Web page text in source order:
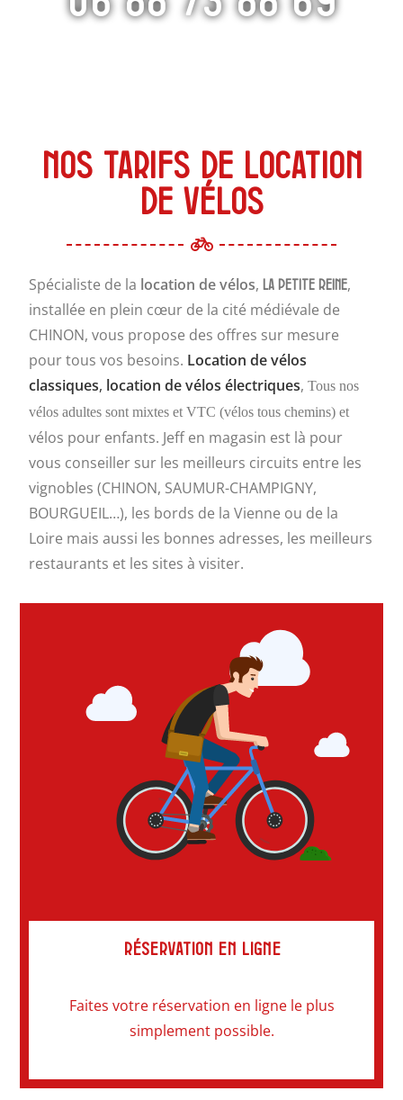
Nos tarifs de location
de vélos
Spécialiste de la location de vélos,La Petite Reine,
installée en plein cœur de la cité médiévale de
CHINON, vous propose des offres sur mesure
pour tous vos besoins. Location de vélos
classiques, location de vélos électriques,Tous nos
vélos adultes sont mixtes et VTC (vélos tous chemins) et
vélos pour enfants. Jeff en magasin est là pour
vous conseiller sur les meilleurs circuits entre les
vignobles (CHINON, SAUMUR-CHAMPIGNY,
BOURGUEIL…), les bords de la Vienne ou de la
Loire mais aussi les bonnes adresses, les meilleurs
restaurants et les sites à visiter.
Réservation en ligne
Faites votre réservation en ligne le plus
simplement possible.